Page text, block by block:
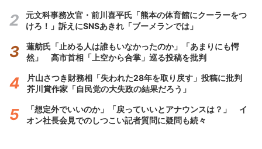
元文科事務次官・前川喜平氏「熊本の体育館にクーラーをつ
けろ！」訴えにSNSあきれ「ブーメランでは」
蓮舫氏「止める人は誰もいなかったのか」「あまりにも愕
然」 高市首相「上空から合掌」巡る投稿を批判
片山さつき財務相「失われた28年を取り戻す」投稿に批判
芥川賞作家「自民党の大失政の結果だろう」
「想定外でいいのか」「戻っていいとアナウンスは？」 イ
オン社長会見でのしつこい記者質問に疑問も続々